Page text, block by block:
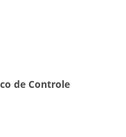
de Controle